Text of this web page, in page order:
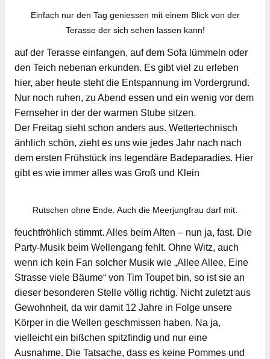
Einfach nur den Tag geniessen mit einem Blick von der
Terasse der sich sehen lassen kann!
auf der Terasse einfangen, auf dem Sofa lümmeln oder
den Teich nebenan erkunden. Es gibt viel zu erleben
hier, aber heute steht die Entspannung im Vordergrund.
Nur noch ruhen, zu Abend essen und ein wenig vor dem
Fernseher in der der warmen Stube sitzen.
Der Freitag sieht schon anders aus. Wettertechnisch
änhlich schön, zieht es uns wie jedes Jahr nach nach
dem ersten Frühstück ins legendäre Badeparadies. Hier
gibt es wie immer alles was Groß und Klein
Rutschen ohne Ende. Auch die Meerjungfrau darf mit.
feuchtfröhlich stimmt. Alles beim Alten – nun ja, fast. Die
Party-Musik beim Wellengang fehlt. Ohne Witz, auch
wenn ich kein Fan solcher Musik wie „Allee Allee, Eine
Strasse viele Bäume“ von Tim Toupet bin, so ist sie an
dieser besonderen Stelle völlig richtig. Nicht zuletzt aus
Gewohnheit, da wir damit 12 Jahre in Folge unsere
Körper in die Wellen geschmissen haben. Na ja,
vielleicht ein bißchen spitzfindig und nur eine
Ausnahme. Die Tatsache, dass es keine Pommes und